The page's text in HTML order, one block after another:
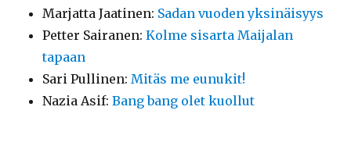
Marjatta Jaatinen: Sadan vuoden yksinäisyys
Petter Sairanen:Kolme sisarta Maijalan
tapaan
Sari Pullinen: Mitäs me eunukit!
Nazia Asif:Bang bang olet kuollut